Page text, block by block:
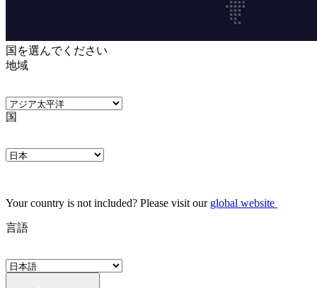
国を選んでください
地域
国
Your country is not included? Please visit our global website
言語